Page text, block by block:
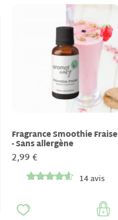
Fragrance Smoothie Fraise
- Sans allergène
2,99 €
14 avis